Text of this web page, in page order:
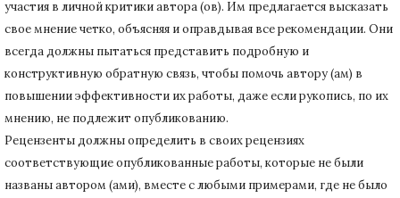
участия в личной критики автора (ов). Им предлагается высказать
свое мнение четко, объясняя и оправдывая все рекомендации. Они
всегда должны пытаться представить подробную и
конструктивную обратную связь, чтобы помочь автору (ам) в
повышении эффективности их работы, даже если рукопись, по их
мнению, не подлежит опубликованию.
Рецензенты должны определить в своих рецензиях
соответствующие опубликованные работы, которые не были
названы автором (ами), вместе с любыми примерами, где не было